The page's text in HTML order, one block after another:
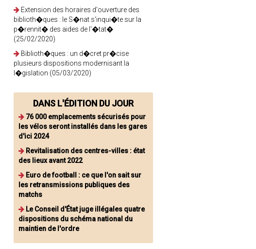
Extension des horaires d'ouverture des
biblioth�ques : le S�nat s'inqui�te sur la
p�rennit� des aides de l'�tat�
(25/02/2020)
Biblioth�ques : un d�cret pr�cise
plusieurs dispositions modernisant la
l�gislation (05/03/2020)
DANS L'ÉDITION DU JOUR
76 000 emplacements sécurisés pour
les vélos seront installés dans les gares
d'ici 2024
Revitalisation des centres-villes : état
des lieux avant 2022
Euro de football : ce que l'on sait sur
les retransmissions publiques des
matchs
Le Conseil d'État juge illégales quatre
dispositions du schéma national du
maintien de l'ordre